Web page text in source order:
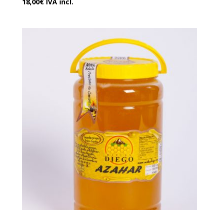
18,00€ IVA incl.